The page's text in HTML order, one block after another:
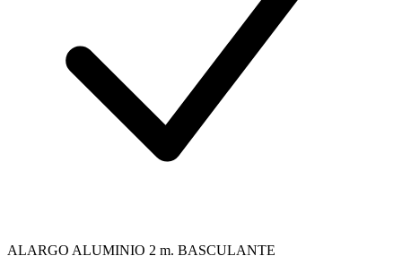
ALARGO ALUMINIO 2 m. BASCULANTE